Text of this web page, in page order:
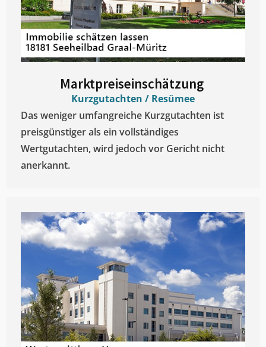
Marktpreiseinschätzung ​
Kurzgutachten / Resümee
Das weniger umfangreiche Kurzgutachten ist
preisgünstiger als ein vollständiges
Wertgutachten, wird jedoch vor Gericht nicht
anerkannt.